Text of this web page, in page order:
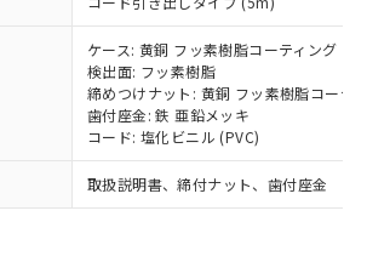
ケース: 黄銅 フッ素樹脂コーティング
検出面: フッ素樹脂
締めつけナット: 黄銅 フッ素樹脂コーテ
歯付座金: 鉄 亜鉛メッキ
コード: 塩化ビニル (PVC)
取扱説明書、締付ナット、歯付座金
談ください。
ロン制御機器販売店や当社販売拠
販売ネットワーク
」をご確認
状況および標準価格結果を当社の
の承諾なく第三者に漏洩または開
ないようお願いします。
パーツ機能（部品リスト作成サー
令で産業用監視および制御機器に対する
テル類の４物質については閾値を超える意
ないことを確認しています。
切り替え状況などにより、予定
ることがあります。
ビス(2-エチルヘキシル)) : 1000ppm
護使用期限
害物質（10物質）のすべてが基
あることを示します。
常の使用状況下において有害物
漏えいし、環境に深刻な影響を
は貴社製品を、核兵器、ミサイ
化学兵器、生物兵器またはその他
並びにこれらの製造装置等に一切
いたしません。
は、貴社製品を第三者に販売する
は、上記1、2および3の内容を当
三者に通知します。また当社は、
先および販売に係わる関係者が違
出するおそれがある場合は、取
在庫なし(最新の在庫状況につ
いては、お客様のお取引先、ま
たはお客様担当のオムロン制御
機器販売店・当社販売員にご確
認ください)
受注生産機種、また在庫状況の